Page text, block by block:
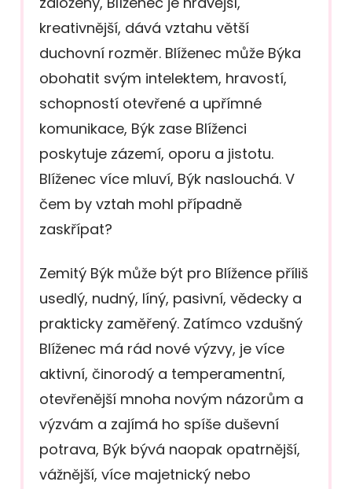
kreativnější, dává vztahu větší
duchovní rozměr. Blíženec může Býka
obohatit svým intelektem, hravostí,
schopností otevřené a upřímné
komunikace, Býk zase Blíženci
poskytuje zázemí, oporu a jistotu.
Blíženec více mluví, Býk naslouchá. V
čem by vztah mohl případně
zaskřípat?
Zemitý Býk může být pro Blížence příliš
usedlý, nudný, líný, pasivní, vědecky a
prakticky zaměřený. Zatímco vzdušný
Blíženec má rád nové výzvy, je více
aktivní, činorodý a temperamentní,
otevřenější mnoha novým názorům a
výzvám a zajímá ho spíše duševní
potrava, Býk bývá naopak opatrnější,
vážnější, více majetnický nebo